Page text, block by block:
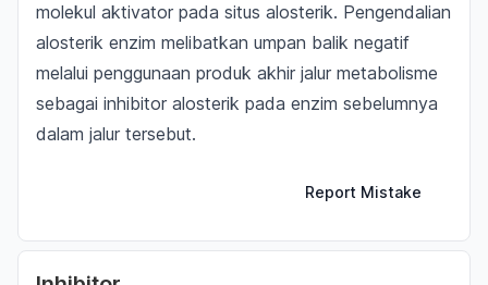
molekul aktivator pada situs alosterik. Pengendalian
alosterik enzim melibatkan umpan balik negatif
melalui penggunaan produk akhir jalur metabolisme
sebagai inhibitor alosterik pada enzim sebelumnya
dalam jalur tersebut.
Report Mistake